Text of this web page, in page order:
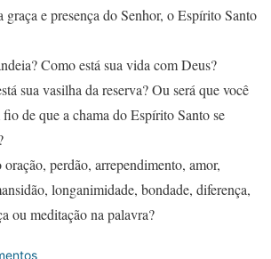
graça e presença do Senhor, o Espírito Santo
Como está sua vida com Deus?
sua vasilha da reserva? Ou será que você
de que a chama do Espírito Santo se
perdão, arrependimento, amor,
longanimidade, bondade, diferença,
ou meditação na palavra?